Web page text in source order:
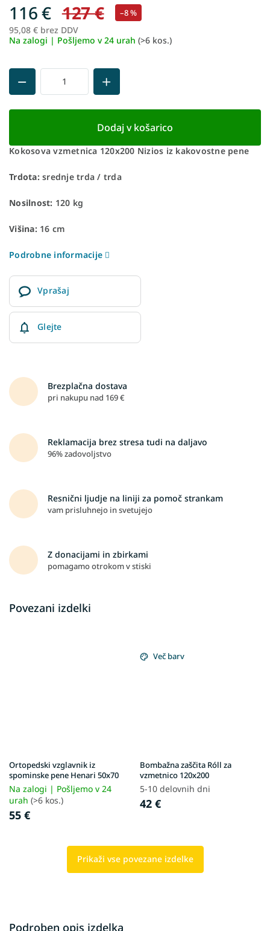
127 € –8 %
116 €
95,08 € brez DDV
Na zalogi | Pošljemo v 24 urah (>6 kos.)
Dodaj v košarico
Kokosova vzmetnica 120x200 Nizios iz kakovostne pene
Trdota:srednje trda / trda
Nosilnost: 120 kg
Višina:16 cm
Podrobne informacije
Vprašaj
Glejte
Brezplačna dostava
pri nakupu nad 169 €
Reklamacija brez stresa tudi na daljavo
96% zadovoljstvo
Resnični ljudje na liniji za pomoč strankam
vam prisluhnejo in svetujejo
Z donacijami in zbirkami
pomagamo otrokom v stiski
Povezani izdelki
Ortopedski vzglavnik iz
spominske pene Henari 50x70
Na zalogi | Pošljemo v 24
urah (>6 kos.)
55 €
Več barv
Bombažna zaščita Róll za
vzmetnico 120x200
5-10 delovnih dni
42 €
Prikaži vse povezane izdelke
Podroben opis izdelka